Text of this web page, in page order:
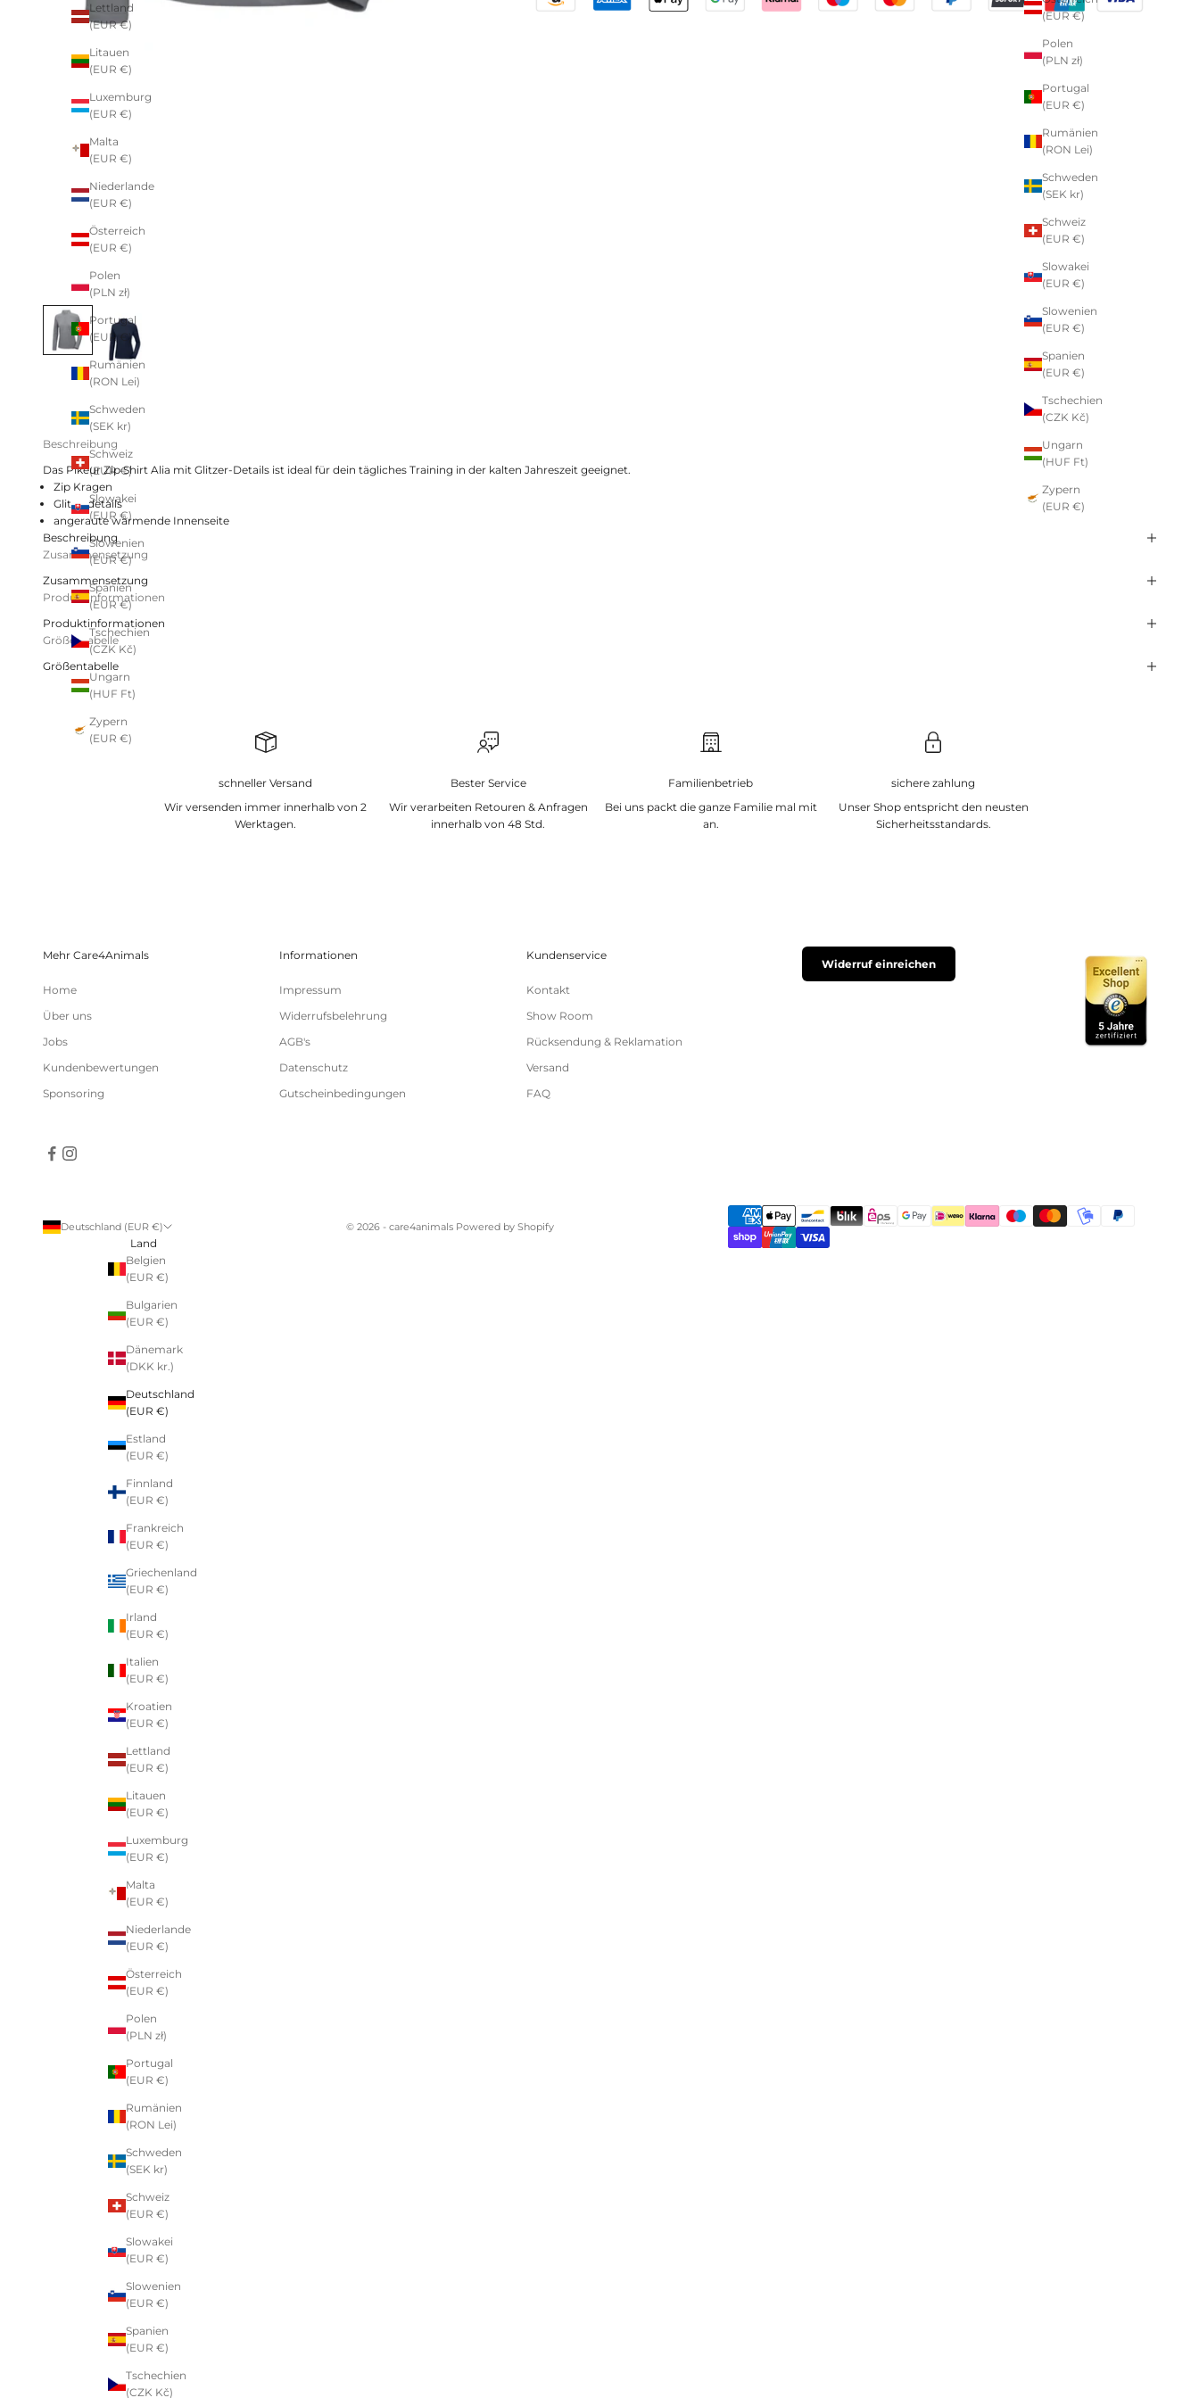
(EUR €)
Polen
(PLN zł)
Portugal
(EUR €)
Rumänien
(RON Lei)
Schweden
(SEK kr)
Schweiz
(EUR €)
Slowakei
(EUR €)
Slowenien
(EUR €)
Spanien
(EUR €)
Tschechien
(CZK Kč)
Ungarn
(HUF Ft)
Zypern
(EUR €)
Lettland
(EUR €)
Litauen
(EUR €)
Luxemburg
(EUR €)
Malta
(EUR €)
Niederlande
(EUR €)
Österreich
(EUR €)
Polen
(PLN zł)
Portugal
(EUR €)
Rumänien
(RON Lei)
Schweden
(SEK kr)
Schweiz
(EUR €)
Slowakei
(EUR €)
Slowenien
(EUR €)
Spanien
(EUR €)
Tschechien
(CZK Kč)
Ungarn
(HUF Ft)
Zypern
(EUR €)
Beschreibung
Das Pikeur Zip Shirt Alia mit Glitzer-Details ist ideal für dein tägliches Training in der kalten Jahreszeit geeignet.
Zip Kragen
Glitzerdetails
angeraute wärmende Innenseite
Beschreibung
Zusammensetzung
Zusammensetzung
Produktinformationen
Produktinformationen
Größentabelle
Größentabelle
schneller Versand
Wir versenden immer innerhalb von 2
Werktagen.
Bester Service
Wir verarbeiten Retouren & Anfragen
innerhalb von 48 Std.
Familienbetrieb
Bei uns packt die ganze Familie mal mit
an.
sichere zahlung
Unser Shop entspricht den neusten
Sicherheitsstandards.
Mehr Care4Animals
Home
Über uns
Jobs
Kundenbewertungen
Sponsoring
Informationen
Impressum
Widerrufsbelehrung
AGB's
Datenschutz
Gutscheinbedingungen
Kundenservice
Kontakt
Show Room
Rücksendung & Reklamation
Versand
FAQ
Widerruf einreichen
Deutschland (EUR €)
Land
Belgien
(EUR €)
Bulgarien
(EUR €)
Dänemark
(DKK kr.)
Deutschland
(EUR €)
Estland
(EUR €)
Finnland
(EUR €)
Frankreich
(EUR €)
Griechenland
(EUR €)
Irland
(EUR €)
Italien
(EUR €)
Kroatien
(EUR €)
Lettland
(EUR €)
Litauen
(EUR €)
Luxemburg
(EUR €)
Malta
(EUR €)
Niederlande
(EUR €)
Österreich
(EUR €)
Polen
(PLN zł)
Portugal
(EUR €)
Rumänien
(RON Lei)
Schweden
(SEK kr)
Schweiz
(EUR €)
Slowakei
(EUR €)
Slowenien
(EUR €)
Spanien
(EUR €)
Tschechien
(CZK Kč)
© 2026 - care4animals Powered by Shopify